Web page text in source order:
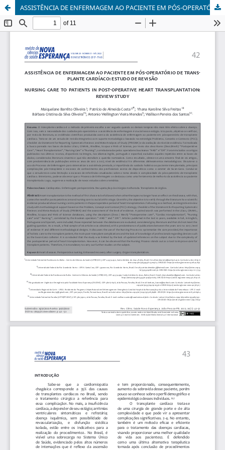
ASSISTÊNCIA DE ENFERMAGEM AO PACIENTE EM PÓS-OPERATÓRIO DE TRANSPLANTE CARDÍACO: ESTUDO DE REVISÃO